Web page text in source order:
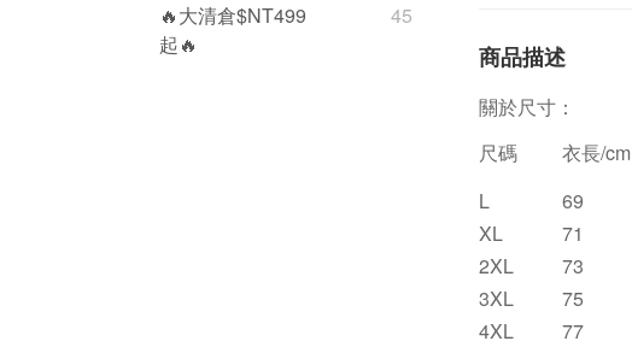
🔥大清倉$NT499
起🔥
45
商品描述
關於尺寸：
尺碼
衣長/cm
L
69
XL
71
2XL
73
3XL
75
4XL
77